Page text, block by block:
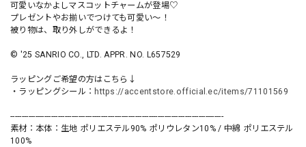
可愛いなかよしマスコットチャームが登場♡
プレゼントやお揃いでつけても可愛い～！
被り物は、取り外しができるよ！
© '25 SANRIO CO., LTD. APPR. NO. L657529
ラッピングご希望の方はこちら↓
・ラッピングシール： https://accentstore.official.ec/items/71101569
----------------------------------------------------------------------------------------------
素材：本体：生地 ポリエステル90% ポリウレタン10% / 中綿 ポリエステル
100%